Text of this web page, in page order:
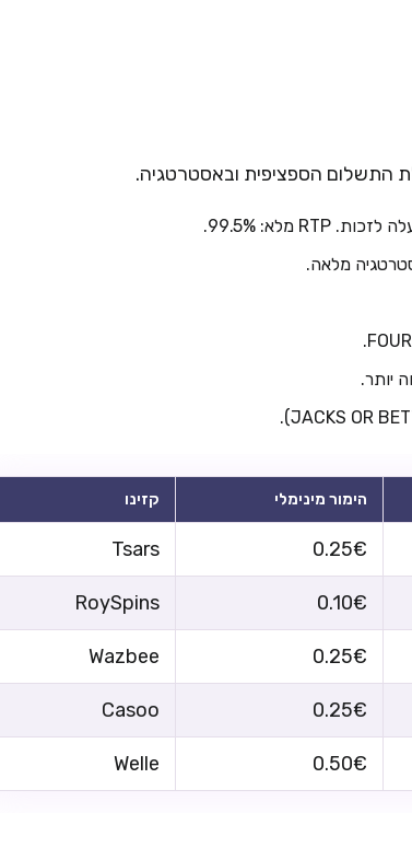
יותר.
הימור מינימלי קזינו
0.25€
Tsars
0.10€
RoySpins
0.25€
Wazbee
0.25€
Casoo
0.50€
Welle